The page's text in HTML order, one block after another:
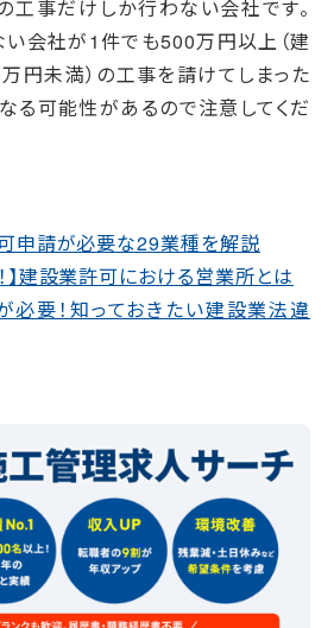
工事だけしか行わない会社です。
会社が1件でも500万円以上（建
円未満）の工事を請けてしまった
る可能性があるので注意してくだ
申請が必要な29業種を解説
】建設業許可における営業所とは
要！知っておきたい建設業法違